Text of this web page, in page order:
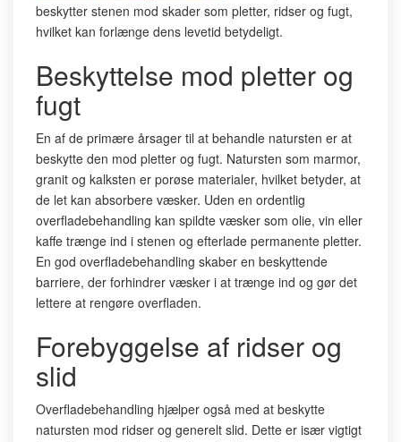
beskytter stenen mod skader som pletter, ridser og fugt,
hvilket kan forlænge dens levetid betydeligt.
Beskyttelse mod pletter og
fugt
En af de primære årsager til at behandle natursten er at
beskytte den mod pletter og fugt. Natursten som marmor,
granit og kalksten er porøse materialer, hvilket betyder, at
de let kan absorbere væsker. Uden en ordentlig
overfladebehandling kan spildte væsker som olie, vin eller
kaffe trænge ind i stenen og efterlade permanente pletter.
En god overfladebehandling skaber en beskyttende
barriere, der forhindrer væsker i at trænge ind og gør det
lettere at rengøre overfladen.
Forebyggelse af ridser og
slid
Overfladebehandling hjælper også med at beskytte
natursten mod ridser og generelt slid. Dette er især vigtigt